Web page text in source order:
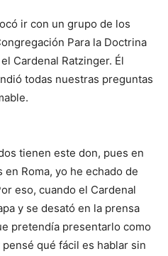
ir con un grupo de los
Para la Doctrina
Cardenal Rat­zinger. Él
todas nuestras preguntas
tienen este don, pues en
Roma, yo he echado de
eso, cuando el Cardenal
y se desató en la prensa
pretendía presentarlo como
qué fácil es hablar sin